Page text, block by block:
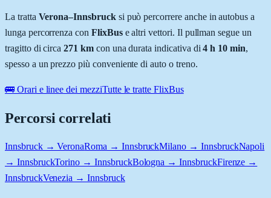
La tratta Verona–Innsbrucksi può percorrere anche in autobus a
lunga percorrenza con FlixBuse altri vettori. Il pullman segue un
tragitto di circa 271 kmcon una durata indicativa di 4 h 10 min,
spesso a un prezzo più conveniente di auto o treno.
🚌 Orari e linee dei mezziTutte le tratte FlixBus
Percorsi correlati
Innsbruck → VeronaRoma → InnsbruckMilano → InnsbruckNapoli
→ InnsbruckTorino → InnsbruckBologna → InnsbruckFirenze →
InnsbruckVenezia → Innsbruck